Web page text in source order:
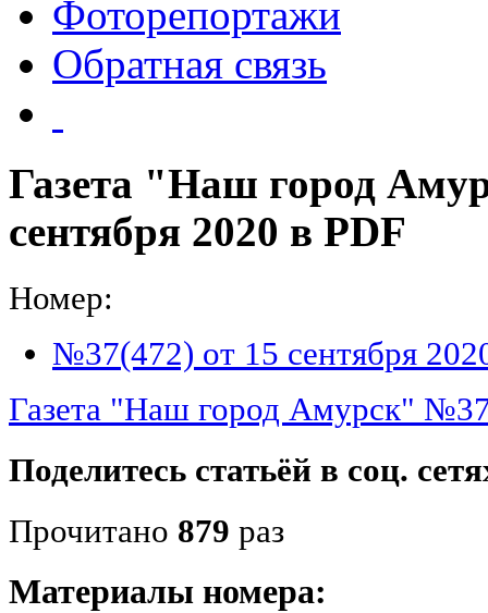
Фоторепортажи
Обратная связь
Газета "Наш город
сентября 2020 в PDF
Номер:
№37(472) от 15 сентября
Газета "Наш город Амурск"
Поделитесь статьёй в соц.
Прочитано 879 раз
Материалы номера: